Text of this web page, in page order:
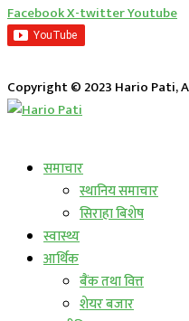
FacebookX-twitterYoutube
Copyright © 2023 Hario Pati,
समाचार
स्थानिय समाचार
सिराहा बिशेष
स्वास्थ्य
आर्थिक
बैंक तथा वित्त
शेयर बजार